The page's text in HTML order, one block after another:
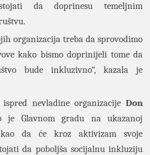
da doprinesu temeljnim
organizacija treba da sprovodimo
kako bismo doprinijeli tome da
bude inkluzivno“, kazala je
ispred nevladine organizacijeDon
je Glavnom gradu na ukazanoj
da će kroz aktivizam svoje
da poboljša socijalnu inkluziju